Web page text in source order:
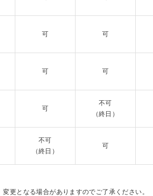
可 可
可 可
可
不可
（終日）
不可
（終日）
可
更となる場合がありますのでご了承ください。